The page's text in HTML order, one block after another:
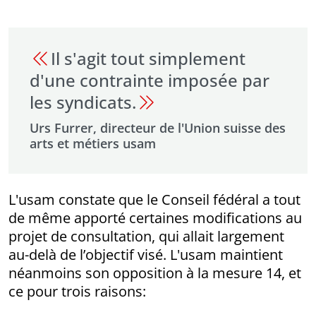
Il s'agit tout simplement
d'une contrainte imposée par
les syndicats.
Urs Furrer, directeur de l'Union suisse des
arts et métiers usam
L'usam constate que le Conseil fédéral a tout
de même apporté certaines modifications au
projet de consultation, qui allait largement
au-delà de l’objectif visé. L'usam maintient
néanmoins son opposition à la mesure 14, et
ce pour trois raisons: